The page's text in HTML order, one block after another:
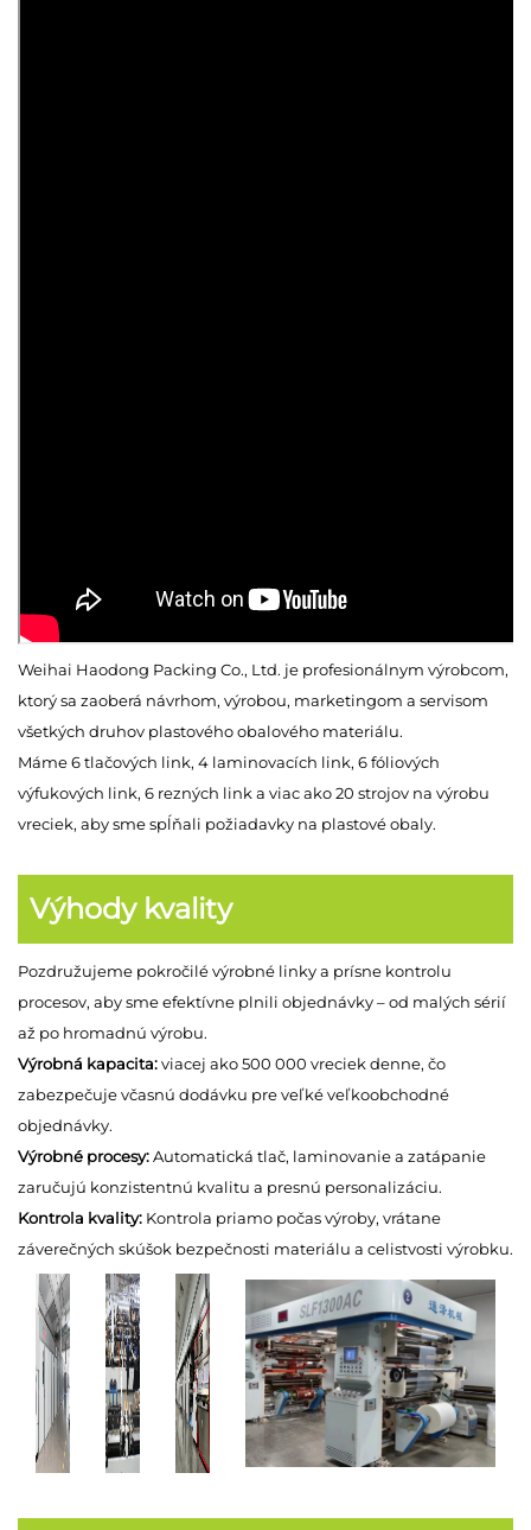
Weihai Haodong Packing Co., Ltd. je profesionálnym výrobcom,
ktorý sa zaoberá návrhom, výrobou, marketingom a servisom
všetkých druhov plastového obalového materiálu.
Máme 6 tlačových link, 4 laminovacích link, 6 fóliových
výfukových link, 6 rezných link a viac ako 20 strojov na výrobu
vreciek, aby sme spĺňali požiadavky na plastové obaly.
Výhody kvality
Pozdružujeme pokročilé výrobné linky a prísne kontrolu
procesov, aby sme efektívne plnili objednávky – od malých sérií
až po hromadnú výrobu.
Výrobná kapacita:viacej ako 500 000 vreciek denne, čo
zabezpečuje včasnú dodávku pre veľké veľkoobchodné
objednávky.
Výrobné procesy:Automatická tlač, laminovanie a zatápanie
zaručujú konzistentnú kvalitu a presnú personalizáciu.
Kontrola kvality: Kontrola priamo počas výroby, vrátane
záverečných skúšok bezpečnosti materiálu a celistvosti výrobku.